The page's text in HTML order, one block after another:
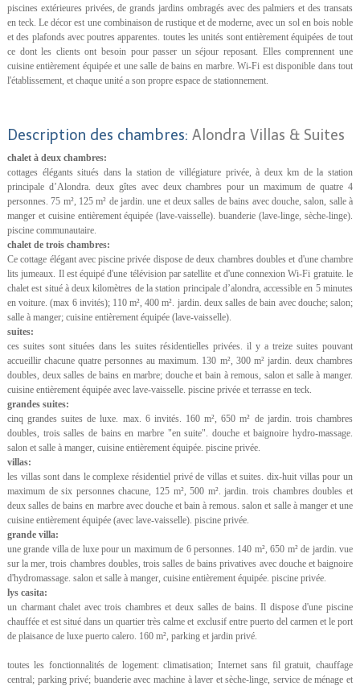
piscines extérieures privées, de grands jardins ombragés avec des palmiers et des transats
en teck. Le décor est une combinaison de rustique et de moderne, avec un sol en bois noble
et des plafonds avec poutres apparentes. toutes les unités sont entièrement équipées de tout
ce dont les clients ont besoin pour passer un séjour reposant. Elles comprennent une
cuisine entièrement équipée et une salle de bains en marbre. Wi-Fi est disponible dans tout
l'établissement, et chaque unité a son propre espace de stationnement.
Description des chambres: Alondra Villas & Suites
chalet à deux chambres:
cottages élégants situés dans la station de villégiature privée, à deux km de la station
principale d’Alondra. deux gîtes avec deux chambres pour un maximum de quatre 4
personnes. 75 m², 125 m² de jardin. une et deux salles de bains avec douche, salon, salle à
manger et cuisine entièrement équipée (lave-vaisselle). buanderie (lave-linge, sèche-linge).
piscine communautaire.
chalet de trois chambres:
Ce cottage élégant avec piscine privée dispose de deux chambres doubles et d'une chambre
lits jumeaux. Il est équipé d'une télévision par satellite et d'une connexion Wi-Fi gratuite. le
chalet est situé à deux kilomètres de la station principale d’alondra, accessible en 5 minutes
en voiture. (max 6 invités); 110 m², 400 m². jardin. deux salles de bain avec douche; salon;
salle à manger; cuisine entièrement équipée (lave-vaisselle).
suites:
ces suites sont situées dans les suites résidentielles privées. il y a treize suites pouvant
accueillir chacune quatre personnes au maximum. 130 m², 300 m² jardin. deux chambres
doubles, deux salles de bains en marbre; douche et bain à remous, salon et salle à manger.
cuisine entièrement équipée avec lave-vaisselle. piscine privée et terrasse en teck.
grandes suites:
cinq grandes suites de luxe. max. 6 invités. 160 m², 650 m² de jardin. trois chambres
doubles, trois salles de bains en marbre "en suite". douche et baignoire hydro-massage.
salon et salle à manger, cuisine entièrement équipée. piscine privée.
villas:
les villas sont dans le complexe résidentiel privé de villas et suites. dix-huit villas pour un
maximum de six personnes chacune, 125 m², 500 m². jardin. trois chambres doubles et
deux salles de bains en marbre avec douche et bain à remous. salon et salle à manger et une
cuisine entièrement équipée (avec lave-vaisselle). piscine privée.
grande villa:
une grande villa de luxe pour un maximum de 6 personnes. 140 m², 650 m² de jardin. vue
sur la mer, trois chambres doubles, trois salles de bains privatives avec douche et baignoire
d'hydromassage. salon et salle à manger, cuisine entièrement équipée. piscine privée.
lys casita:
un charmant chalet avec trois chambres et deux salles de bains. Il dispose d'une piscine
chauffée et est situé dans un quartier très calme et exclusif entre puerto del carmen et le port
de plaisance de luxe puerto calero. 160 m², parking et jardin privé.
toutes les fonctionnalités de logement: climatisation; Internet sans fil gratuit, chauffage
central; parking privé; buanderie avec machine à laver et sèche-linge, service de ménage et